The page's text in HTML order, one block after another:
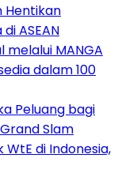
Hentikan
ASEAN
melalui MANGA
dalam 100
Peluang bagi
Slam
WtE di Indonesia,